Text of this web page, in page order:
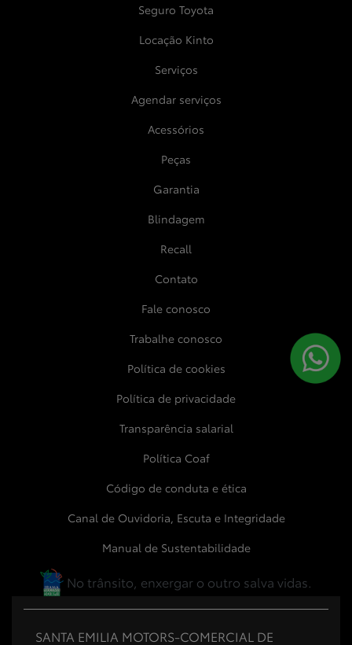
Seguro Toyota
Locação Kinto
Serviços
Agendar serviços
Acessórios
Peças
Garantia
Blindagem
Recall
Contato
Fale conosco
Trabalhe conosco
Política de cookies
Política de privacidade
Transparência salarial
Política Coaf
Código de conduta e ética
Canal de Ouvidoria, Escuta e Integridade
Manual de Sustentabilidade
No trânsito, enxergar o outro salva vidas.
SANTA EMILIA MOTORS-COMERCIAL DE